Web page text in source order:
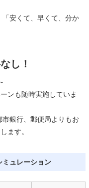
安くて、早くて、分か
し！
ンも随時実施していま
銀行、郵便局よりもお
ます。
ミュレーション